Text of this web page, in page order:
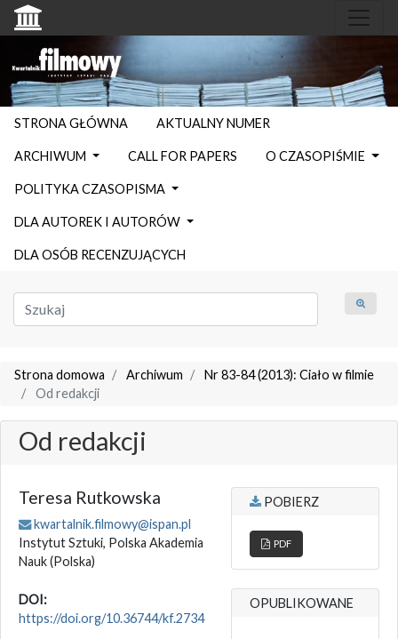
STRONA GŁÓWNA AKTUALNY NUMER
ARCHIWUM CALL FOR PAPERS O CZASOPIŚMIE
POLITYKA CZASOPISMA
DLA AUTOREK I AUTORÓW
DLA OSÓB RECENZUJĄCYCH
Strona domowa Archiwum
Nr 83-84 (2013): Ciało w filmie
Od redakcji
Od redakcji
Teresa Rutkowska
kwartalnik.filmowy@ispan.pl
Instytut Sztuki, Polska Akademia
Nauk(Polska)
DOI:
https://doi.org/10.36744/kf.2734
POBIERZ
PDF
OPUBLIKOWANE